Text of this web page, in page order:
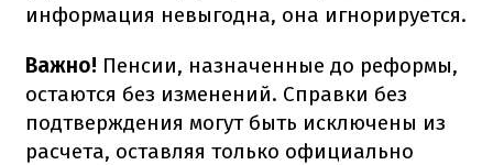
информация невыгодна, она игнорируется.
Важно! Пенсии, назначенные до реформы,
остаются без изменений. Справки без
подтверждения могут быть исключены из
расчета, оставляя только официально